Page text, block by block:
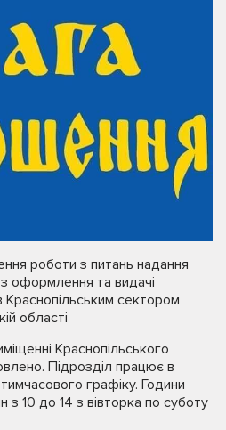
роботи з питань надання
оформлення та видачі
Краснопільським сектором
області
Краснопільського
Підрозділ працює в
графіку. Години
з 10 до 14 з вівторка по суботу